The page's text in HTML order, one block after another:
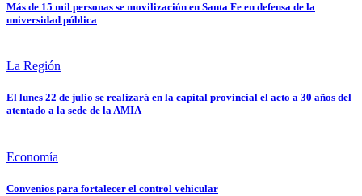
Más de 15 mil personas se movilización en Santa Fe en defensa de la
universidad pública
La Región
El lunes 22 de julio se realizará en la capital provincial el acto a 30 años del
atentado a la sede de la AMIA
Economía
Convenios para fortalecer el control vehicular